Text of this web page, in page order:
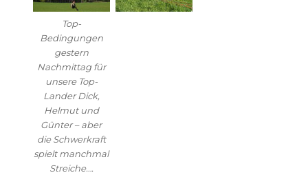
Top-
Bedingungen
gestern
Nachmittag für
unsere Top-
Lander Dick,
Helmut und
Günter – aber
die Schwerkraft
spielt manchmal
Streiche….